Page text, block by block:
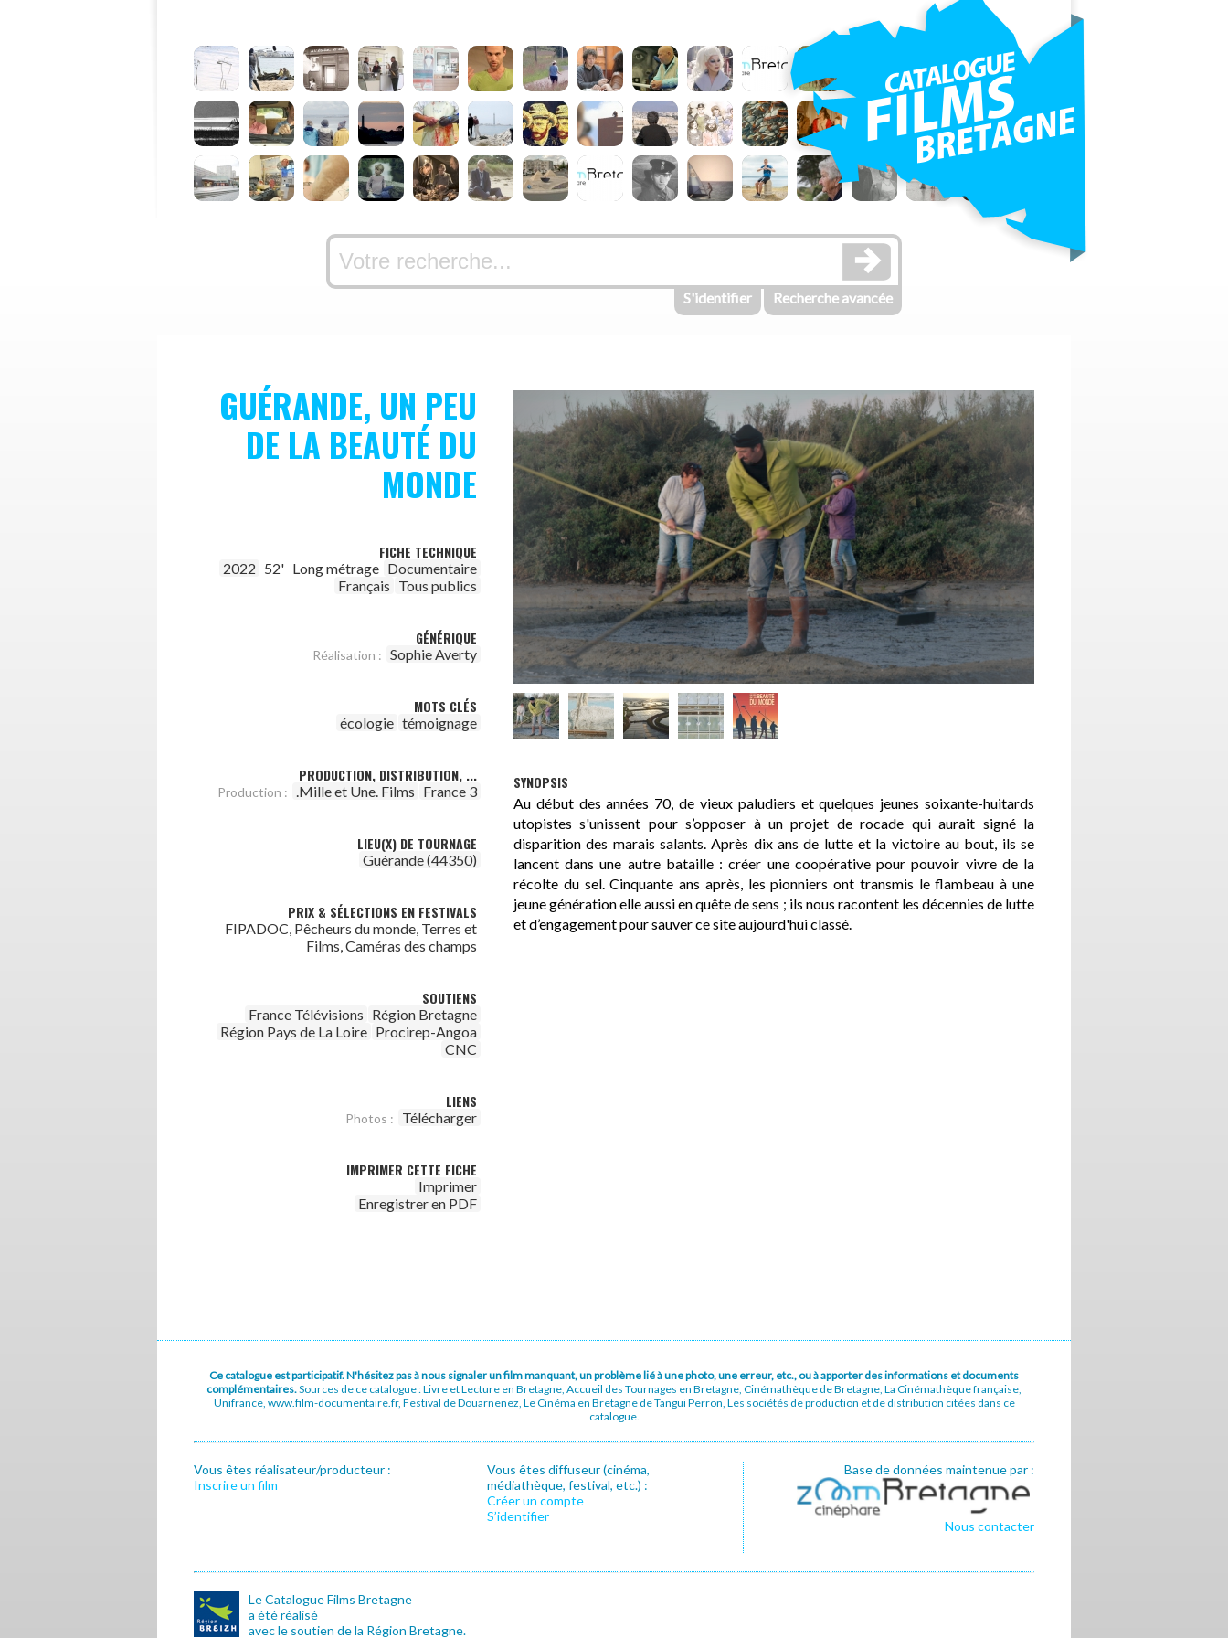
S'identifier Recherche avancée
GUÉRANDE, UN PEU
DE LA BEAUTÉ DU
MONDE
FICHE TECHNIQUE
2022 52' Long métrage Documentaire
Français Tous publics
GÉNÉRIQUE
Réalisation : Sophie Averty
MOTS CLÉS
écologie témoignage
PRODUCTION, DISTRIBUTION, ...
Production : .Mille et Une. Films France 3
LIEU(X) DE TOURNAGE
Guérande (44350)
PRIX & SÉLECTIONS EN FESTIVALS
FIPADOC, Pêcheurs du monde, Terres et
Films, Caméras des champs
SOUTIENS
France Télévisions Région Bretagne
Région Pays de La Loire Procirep-Angoa
CNC
LIENS
Photos : Télécharger
IMPRIMER CETTE FICHE
Imprimer
Enregistrer en PDF
SYNOPSIS
Au début des années 70, de vieux paludiers et quelques jeunes soixante-huitards
utopistes s'unissent pour s’opposer à un projet de rocade qui aurait signé la
disparition des marais salants. Après dix ans de lutte et la victoire au bout, ils se
lancent dans une autre bataille : créer une coopérative pour pouvoir vivre de la
récolte du sel. Cinquante ans après, les pionniers ont transmis le flambeau à une
jeune génération elle aussi en quête de sens ; ils nous racontent les décennies de lutte
et d’engagement pour sauver ce site aujourd'hui classé.
Ce catalogue est participatif. N'hésitez pas à nous signaler un film manquant, un problème lié à une photo, une erreur, etc., ou à apporter des informations et documents
complémentaires.Sources de ce catalogue : Livre et Lecture en Bretagne, Accueil des Tournages en Bretagne, Cinémathèque de Bretagne, La Cinémathèque française,
Unifrance, www.film-documentaire.fr, Festival de Douarnenez, Le Cinéma en Bretagne de Tangui Perron, Les sociétés de production et de distribution citées dans ce
catalogue.
Vous êtes réalisateur/producteur :
Inscrire un film
Vous êtes diffuseur (cinéma,
médiathèque, festival, etc.) :
Créer un compte
S’identifier
Base de données maintenue par :
Nous contacter
Le Catalogue Films Bretagne
a été réalisé
avec le soutien de la Région Bretagne.